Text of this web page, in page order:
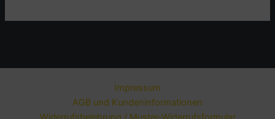
Impressum
AGB und Kundeninformationen